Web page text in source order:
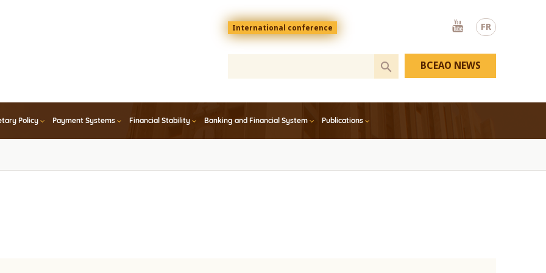
FR
Menu
top
En
International conference
Youtube
Policy Payment Systems Financial Stability Banking and Financial System Publications
BCEAO NEWS